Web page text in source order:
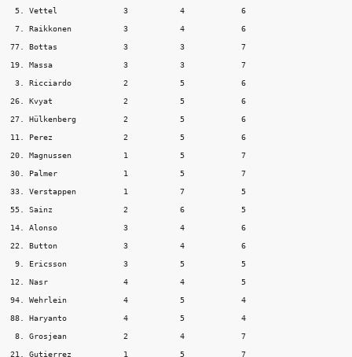
5. Vettel 	        3 	    4 	         6
7. Raikkonen 	  	3 	    4            6
77. Bottas 		3 	    3 	         7
19. Massa 		3 	    3 	         7
3. Ricciardo 		2 	    5 	         6
26. Kvyat 		2 	    5 	         6
27. Hülkenberg 		2 	    5 	         6
11. Perez 		2 	    5 	         6
20. Magnussen	 	1 	    5 	         7
30. Palmer 		1 	    5 	         7
33. Verstappen	 	1 	    7 	         5
55. Sainz 		2 	    6 	         5
14. Alonso 		3 	    4 	         6
22. Button 		3 	    4 	         6
9. Ericsson 		3 	    5 	         5
12. Nasr 		4 	    4 	         5
94. Wehrlein 		4 	    5 	         4
88. Haryanto 		4 	    5 	         4
8. Grosjean 		2 	    4 	         7
21. Gutierrez 		1 	    5 	         7